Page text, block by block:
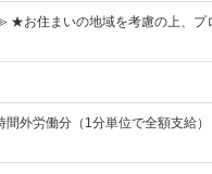
お住まいの地域を考慮の上、プ
間外労働分（1分単位で全額支給